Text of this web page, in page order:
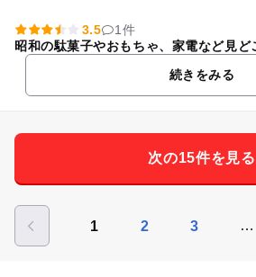
3.5
1件
昭和の駄菓子やおもちゃ、家電など見ど
続きをみる
次の15件を見る
1 2 3 …